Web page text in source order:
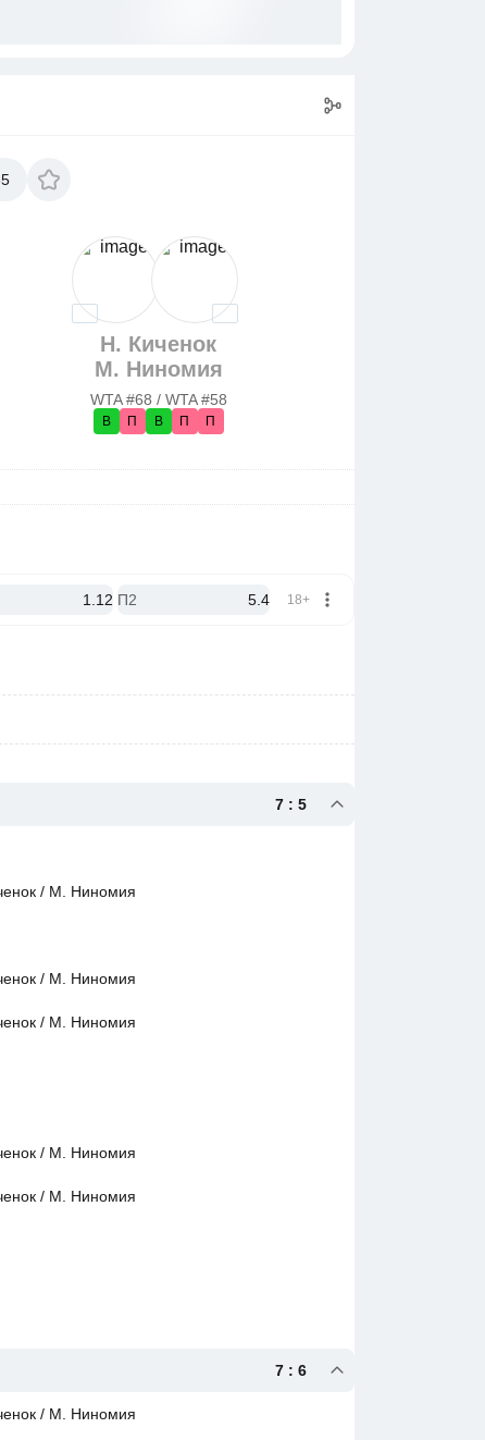
Н. Киченок
М. Ниномия
WTA #68 / WTA #58
В П В П П
1.12 П2 5.4 18+
7 : 5
/ М. Ниномия
/ М. Ниномия
/ М. Ниномия
/ М. Ниномия
/ М. Ниномия
7 : 6
/ М. Ниномия